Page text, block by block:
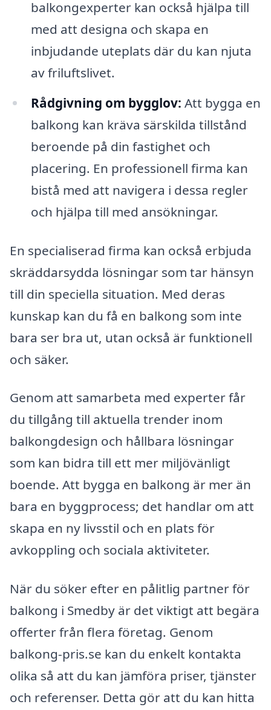
balkongexperter kan också hjälpa till
med att designa och skapa en
inbjudande uteplats där du kan njuta
av friluftslivet.
Rådgivning om bygglov: Att bygga en
balkong kan kräva särskilda tillstånd
beroende på din fastighet och
placering. En professionell firma kan
bistå med att navigera i dessa regler
och hjälpa till med ansökningar.
En specialiserad firma kan också erbjuda
skräddarsydda lösningar som tar hänsyn
till din speciella situation. Med deras
kunskap kan du få en balkong som inte
bara ser bra ut, utan också är funktionell
och säker.
Genom att samarbeta med experter får
du tillgång till aktuella trender inom
balkongdesign och hållbara lösningar
som kan bidra till ett mer miljövänligt
boende. Att bygga en balkong är mer än
bara en byggprocess; det handlar om att
skapa en ny livsstil och en plats för
avkoppling och sociala aktiviteter.
När du söker efter en pålitlig partner för
balkong i Smedby är det viktigt att begära
offerter från flera företag. Genom
balkong-pris.se kan du enkelt kontakta
olika så att du kan jämföra priser, tjänster
och referenser. Detta gör att du kan hitta